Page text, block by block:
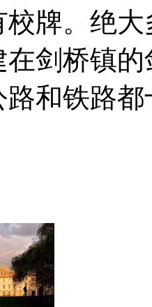
校牌。绝
剑桥镇
路和铁路